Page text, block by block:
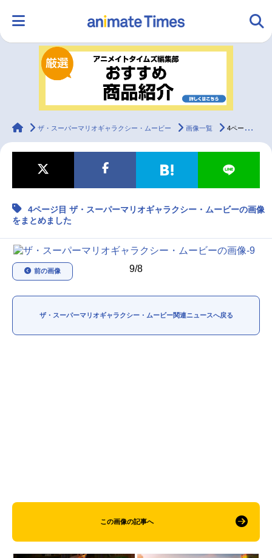
ランキング アニメ
ラジオ グッズ
マンガ・ラノベ ゲーム・アプリ 音楽 コスプレ
2.5次元 トレンド 無料マンガ
最新記事一覧
アニメ記事一覧
今期アニメ曜日別一覧
animateTimes
ザ・スーパーマリオギャラクシー・ムービー 画像一覧 4ページ目 ザ・スーパーマリオギャラクシー・ムービーの画像をまとめました
4ページ目 ザ・スーパーマリオギャラクシー・ムービーの画像
をまとめました
9/8
前の画像
ザ・スーパーマリオギャラクシー・ムービー関連ニュースへ戻る
この画像の記事へ